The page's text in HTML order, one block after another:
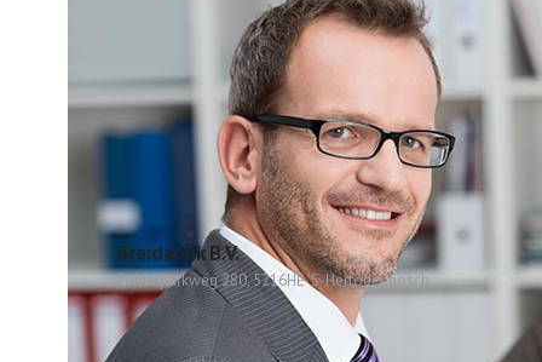
Breidablik B.V.
Zuiderparkweg 280, 5216HE 'S-Hertogenbosch